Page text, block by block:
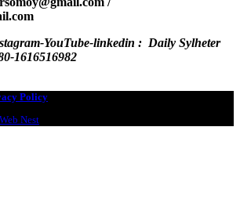
YouTube-linkedin : Daily Sylheter
1616516982
Policy
Web Nest